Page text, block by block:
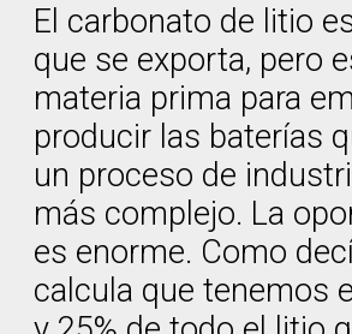
El carbonato de litio
que se exporta, pero
materia prima para
producir las baterías
un proceso de
más complejo. La
es enorme. Como
calcula que tenemos